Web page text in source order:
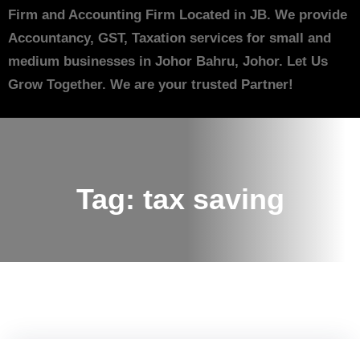
Firm and Accounting Firm Located in JB. We provide
Accountancy, GST, Taxation services for small and
medium businesses in Johor Bahru, Johor. Let Us
Grow Together. We are your trusted Partner!
Tag: tax saving